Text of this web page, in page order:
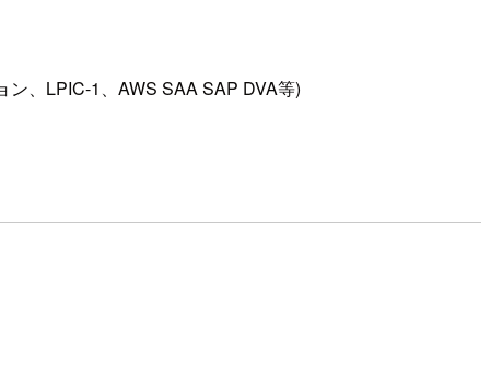
、LPIC-1、AWS SAA SAP DVA等)